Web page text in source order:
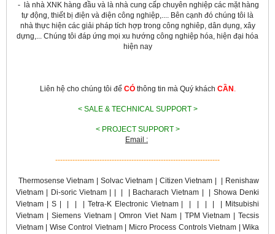
-
là nhà XNK hàng đầu và là nhà cung cấp chuyên nghiệp các mặt hàng
tự động, thiết bị điện và điện công nghiệp,.... Bên cạnh đó chúng tôi là
nhà thực hiện các giải pháp tích hợp trong công nghiêp, dân dụng, xây
dựng,... Chúng tôi đáp ứng mọi xu hướng công nghiệp hóa, hiện đại hóa
hiện nay
Liên hệ cho chúng tôi để CÓthông tin mà Quý khách CẦN .
< SALE & TECHNICAL SUPPORT >
< PROJECT SUPPORT >
Email :
-------------------------------------------------------------------
Thermosense Vietnam | Solvac Vietnam | Citizen Vietnam | | Renishaw
Vietnam | Di-soric Vietnam |
Bacharach Vietnam |
Showa Denki
Vietnam | S
| Tetra-K Electronic Vietnam |
| Mitsubishi
Vietnam | Siemens Vietnam | Omron Viet Nam | TPM Vietnam | Tecsis
Vietnam | Wise Control Vietnam | Micro Process Controls Vietnam | Wika